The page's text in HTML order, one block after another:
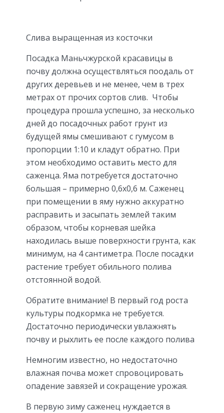
Слива выращенная из косточки
Посадка Маньчжурской красавицы в
почву должна осуществляться поодаль от
других деревьев и не менее, чем в трех
метрах от прочих сортов слив. Чтобы
процедура прошла успешно, за несколько
дней до посадочных работ грунт из
будущей ямы смешивают с гумусом в
пропорции 1:10 и кладут обратно. При
этом необходимо оставить место для
саженца. Яма потребуется достаточно
большая – примерно 0,6х0,6 м. Саженец
при помещении в яму нужно аккуратно
расправить и засыпать землей таким
образом, чтобы корневая шейка
находилась выше поверхности грунта, как
минимум, на 4 сантиметра. После посадки
растение требует обильного полива
отстоянной водой.
Обратите внимание! В первый год роста
культуры подкормка не требуется.
Достаточно периодически увлажнять
почву и рыхлить ее после каждого полива
Немногим известно, но недостаточно
влажная почва может спровоцировать
опадение завязей и сокращение урожая.
В первую зиму саженец нуждается в